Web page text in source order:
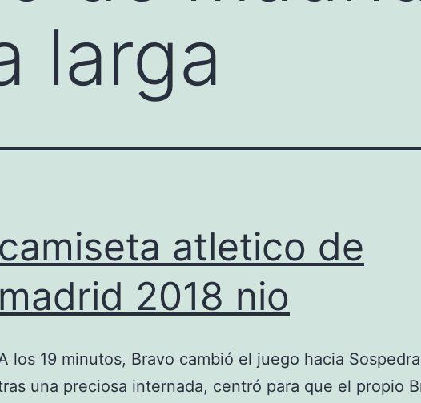
larga
camiseta atletico de
madrid 2018 nio
los 19 minutos, Bravo cambió el juego hacia
una preciosa internada, centró para que el propio